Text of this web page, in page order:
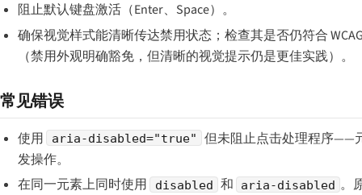
阻止默认键盘激活（Enter、Space）。
确保视觉样式能清晰传达禁用状态；检查其是否仍符合
（禁用外观明确豁免，但清晰的视觉提示仍是更佳实践）。
常见错误
使用 aria-disabled="true"
但未阻止点击处理程序——
发操作。
在同一元素上同时使用
disabled 和 aria-disabled 。